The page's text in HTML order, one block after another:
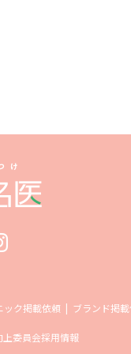
ック掲載依頼 ブランド掲
委員会採用情報